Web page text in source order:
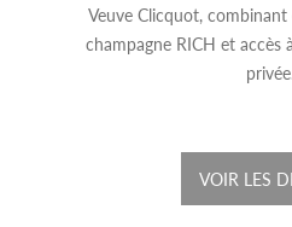
Veuve Clicquot,
champagne RICH et accès
VOIR LES